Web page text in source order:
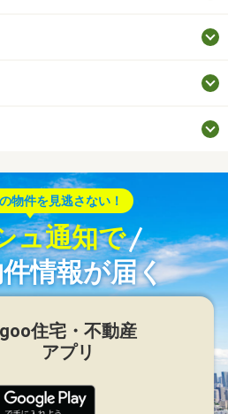
物件を見逃さない！
ュ通知で
情報が届く
goo住宅・不動産
アプリ